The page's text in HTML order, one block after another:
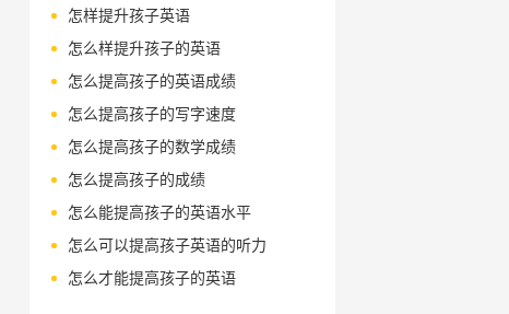
怎样提升孩子英语
怎么样提升孩子的英语
怎么提高孩子的英语成绩
怎么提高孩子的写字速度
怎么提高孩子的数学成绩
怎么提高孩子的成绩
怎么能提高孩子的英语水平
怎么可以提高孩子英语的听力
怎么才能提高孩子的英语